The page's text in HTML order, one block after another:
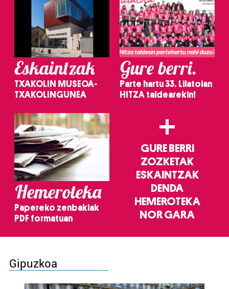
Eskaintzak
TXAKOLIN MUSEOA-
TXAKOLINGUNEA
Gure berri.
Parte hartu 33. Lilatoian
HITZA taldearekin!
Hemeroteka
Papereko zenbakiak
PDF formatuan
+
GURE BERRI
ZOZKETAK
ESKAINTZAK
DENDA
HEMEROTEKA
NOR GARA
Gipuzkoa